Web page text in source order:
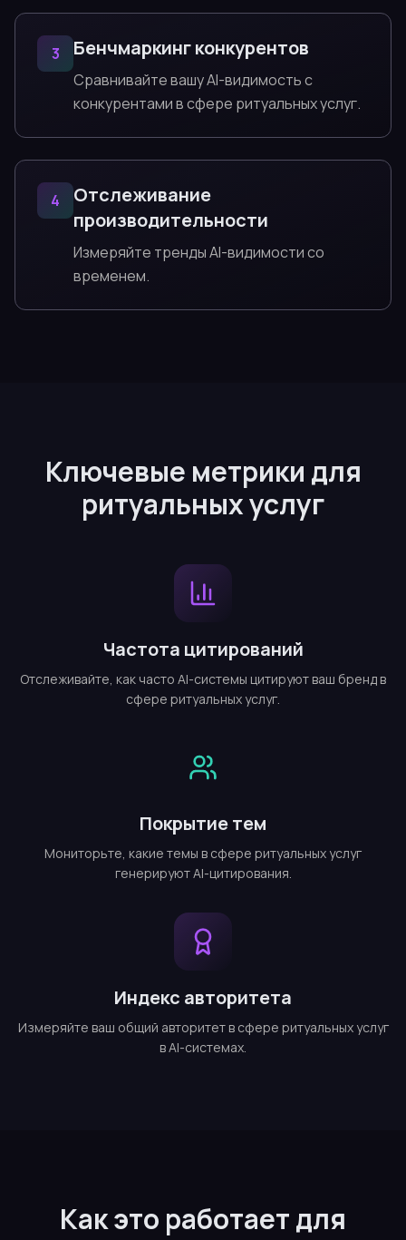
3 Бенчмаркинг конкурентов
Сравнивайте вашу AI-видимость с
конкурентами в сфере ритуальных услуг.
4
Отслеживание
производительности
Измеряйте тренды AI-видимости со
временем.
Ключевые метрики для
ритуальных услуг
Частота цитирований
Отслеживайте, как часто AI-системы цитируют ваш бренд в
сфере ритуальных услуг.
Покрытие тем
Мониторьте, какие темы в сфере ритуальных услуг
генерируют AI-цитирования.
Индекс авторитета
Измеряйте ваш общий авторитет в сфере ритуальных услуг
в AI-системах.
Как это работает для